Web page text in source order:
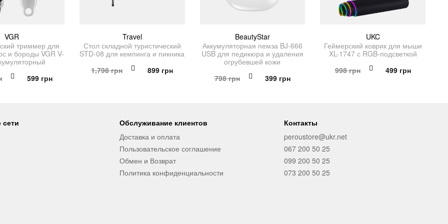
VGR
триммер для
и бороды VGR V-
Первоначальная
599 грнТекущая
Travel
Стол складной туристический
STD-08 для кемпинга и пикника
1,798грн
Первоначальная
899 грнТекущая
BeautyStar
Аккумуляторная пемза BJ-666
USB для педикюра и удаления
огрубевшей кожи
798грн
Первоначальная
399 грнТекущая
UKC
Геймерский коврик для мыши
XL-1747 с RGB-подсветкой
998грн
Первоначальная
499 грнТекущая
Обслуживание клиентов
Доставка и оплата
Пользовательское соглашение
Обмен и Возврат
Политика конфиденциальности
Контакты
peroustore@ukr.net
067 200 50 25
099 200 50 25
073 200 50 25